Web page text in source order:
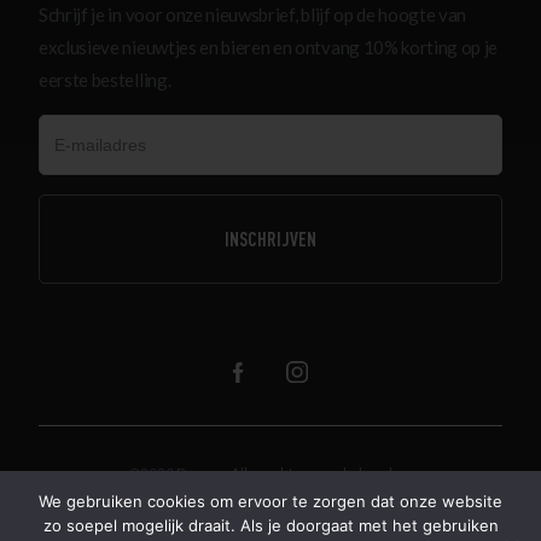
Schrijf je in voor onze nieuwsbrief, blijf op de hoogte van
exclusieve nieuwtjes en bieren en ontvang 10% korting op je
eerste bestelling.
@2020 Beerze. Alle rechten voorbehouden.
We gebruiken cookies om ervoor te zorgen dat onze website
zo soepel mogelijk draait. Als je doorgaat met het gebruiken